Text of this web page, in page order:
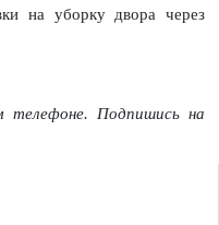
на уборку двора через
телефоне. Подпишись на